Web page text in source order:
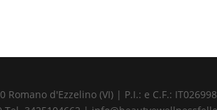
Romano d'Ezzelino (VI) | P.I.: e C.F.: